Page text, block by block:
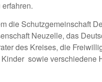
die Schutzgemeinschaft
Neuzelle, das
des Kreises, die
sowie verschiedene